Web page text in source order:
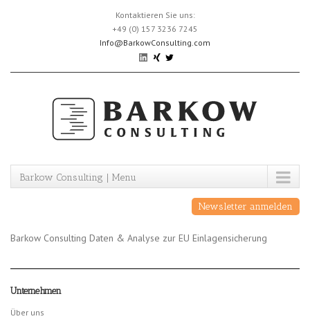
Kontaktieren Sie uns:
+49 (0) 157 3236 7245
Info@BarkowConsulting.com
Barkow Consulting | Menu
Newsletter anmelden
Barkow Consulting Daten & Analyse zur EU Einlagensicherung
Unternehmen
Über uns